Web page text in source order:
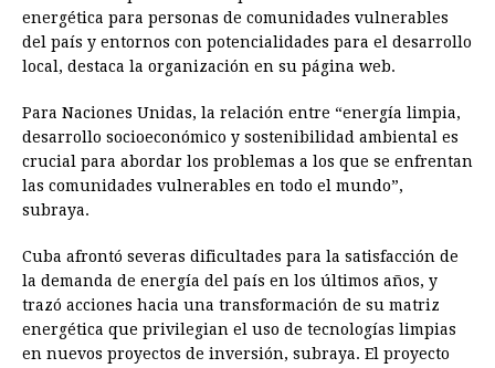
energética para personas de comunidades vulnerables
del país y entornos con potencialidades para el desarrollo
local, destaca la organización en su página web.
Para Naciones Unidas, la relación entre “energía limpia,
desarrollo socioeconómico y sostenibilidad ambiental es
crucial para abordar los problemas a los que se enfrentan
las comunidades vulnerables en todo el mundo”,
subraya.
Cuba afrontó severas dificultades para la satisfacción de
la demanda de energía del país en los últimos años, y
trazó acciones hacia una transformación de su matriz
energética que privilegian el uso de tecnologías limpias
en nuevos proyectos de inversión, subraya. El proyecto